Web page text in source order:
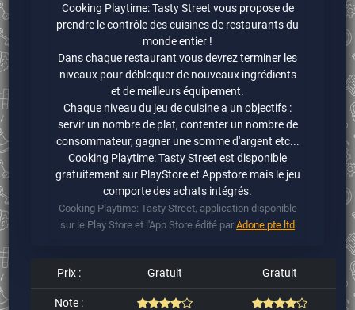
Cooking Playtime: Tasty Street vous propose de
prendre le contrôle des cuisines de restaurants du
monde entier !
Dans chaque restaurant vous devrez terminer les
niveaux pour débloquer de nouveaux ingrédients
et de meilleurs équipement.
Chaque niveau du jeu de cuisine a un objectifs :
servir un nombre de plat, contenter un nombre de
consommateur, gagner une somme d'argent etc...
Cooking Playtime: Tasty Street est disponible
gratuitement sur PlayStore et Appstore mais le jeu
comporte des achats intégrés.
Cooking Playtime: Tasty Street, application disponible
sur le Play Store et l'App Store édité par Adone pte ltd
Prix : Gratuit Gratuit
Note :